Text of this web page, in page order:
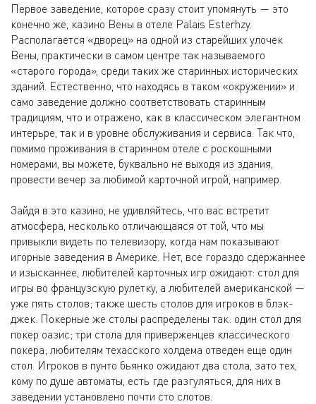
Первое заведение, которое сразу стоит упомянуть — это
конечно же, казино Вены в отеле Palais Esterhzy.
Располагается «дворец» на одной из старейших улочек
Вены, практически в самом центре так называемого
«старого города», среди таких же старинных исторических
зданий. Естественно, что находясь в таком «окружении» и
само заведение должно соответствовать старинным
традициям, что и отражено, как в классическом элегантном
интерьре, так и в уровне обслуживания и сервиса. Так что,
помимо проживания в старинном отеле с роскошными
номерами, вы можете, буквально не выходя из здания,
провести вечер за любимой карточной игрой, например.
Зайдя в это казино, не удивляйтесь, что вас встретит
атмосфера, несколько отличающаяся от той, что мы
привыкли видеть по телевизору, когда нам показывают
игорные заведения в Америке. Нет, все гораздо сдержаннее
и изысканнее, любителей карточных игр ожидают: стол для
игры во французскую рулетку, а любителей американской —
уже пять столов; также шесть столов для игроков в блэк-
джек. Покерные же столы распределены так: один стол для
покер оазис; три стола для приверженцев классического
покера; любителям техасского холдема отведен еще один
стол. Игроков в пунто бьянко ожидают два стола, зато тех,
кому по душе автоматы, есть где разгуляться, для них в
заведении установлено почти сто слотов.